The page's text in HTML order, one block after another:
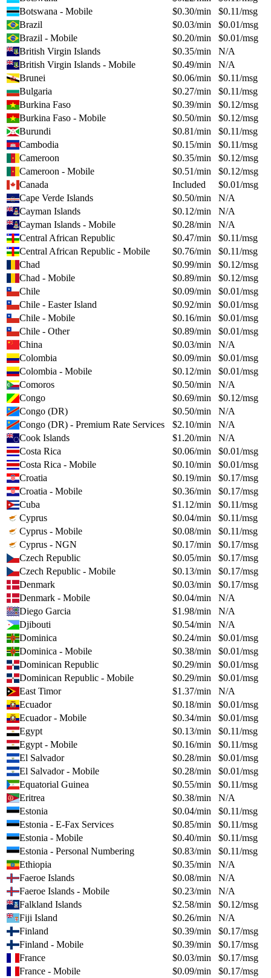
Botswana - Mobile
$0.30/min $0.11/msg
Brazil
$0.03/min $0.01/msg
Brazil - Mobile
$0.20/min $0.01/msg
British Virgin Islands
$0.35/min
N/A
British Virgin Islands - Mobile
$0.49/min
N/A
Brunei
$0.06/min $0.11/msg
Bulgaria
$0.27/min $0.11/msg
Burkina Faso
$0.39/min $0.12/msg
Burkina Faso - Mobile
$0.50/min $0.12/msg
Burundi
$0.81/min $0.11/msg
Cambodia
$0.15/min $0.11/msg
Cameroon
$0.35/min $0.12/msg
Cameroon - Mobile
$0.51/min $0.12/msg
Canada
Included $0.01/msg
Cape Verde Islands
$0.50/min
N/A
Cayman Islands
$0.12/min
N/A
Cayman Islands - Mobile
$0.28/min
N/A
Central African Republic
$0.47/min $0.11/msg
Central African Republic - Mobile
$0.76/min $0.11/msg
Chad
$0.99/min $0.12/msg
Chad - Mobile
$0.89/min $0.12/msg
Chile
$0.09/min $0.01/msg
Chile - Easter Island
$0.92/min $0.01/msg
Chile - Mobile
$0.16/min $0.01/msg
Chile - Other
$0.89/min $0.01/msg
China
$0.03/min
N/A
Colombia
$0.09/min $0.01/msg
Colombia - Mobile
$0.12/min $0.01/msg
Comoros
$0.50/min
N/A
Congo
$0.69/min $0.12/msg
Congo (DR)
$0.50/min
N/A
Congo (DR) - Premium Rate Services
$2.10/min
N/A
Cook Islands
$1.20/min
N/A
Costa Rica
$0.06/min $0.01/msg
Costa Rica - Mobile
$0.10/min $0.01/msg
Croatia
$0.19/min $0.17/msg
Croatia - Mobile
$0.36/min $0.17/msg
Cuba
$1.12/min $0.11/msg
Cyprus
$0.04/min $0.11/msg
Cyprus - Mobile
$0.08/min $0.11/msg
Cyprus - NGN
$0.17/min $0.17/msg
Czech Republic
$0.05/min $0.17/msg
Czech Republic - Mobile
$0.13/min $0.17/msg
Denmark
$0.03/min $0.17/msg
Denmark - Mobile
$0.04/min
N/A
Diego Garcia
$1.98/min
N/A
Djibouti
$0.54/min
N/A
Dominica
$0.24/min $0.01/msg
Dominica - Mobile
$0.38/min $0.01/msg
Dominican Republic
$0.29/min $0.01/msg
Dominican Republic - Mobile
$0.29/min $0.01/msg
East Timor
$1.37/min
N/A
Ecuador
$0.18/min $0.01/msg
Ecuador - Mobile
$0.34/min $0.01/msg
Egypt
$0.13/min $0.11/msg
Egypt - Mobile
$0.16/min $0.11/msg
El Salvador
$0.28/min $0.01/msg
El Salvador - Mobile
$0.28/min $0.01/msg
Equatorial Guinea
$0.55/min $0.11/msg
Eritrea
$0.38/min
N/A
Estonia
$0.04/min $0.11/msg
Estonia - E-Fax Services
$0.85/min $0.11/msg
Estonia - Mobile
$0.40/min $0.11/msg
Estonia - Personal Numbering
$0.83/min $0.11/msg
Ethiopia
$0.35/min
N/A
Faeroe Islands
$0.08/min
N/A
Faeroe Islands - Mobile
$0.23/min
N/A
Falkland Islands
$2.58/min $0.12/msg
Fiji Island
$0.26/min
N/A
Finland
$0.39/min $0.17/msg
Finland - Mobile
$0.39/min $0.17/msg
France
$0.03/min $0.17/msg
France - Mobile
$0.09/min $0.17/msg